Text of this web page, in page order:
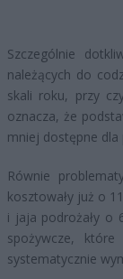
Szczególnie
należących do
skali roku, przy
oznacza, że
mniej dostępne
Równie
kosztowały już o
i jaja podrożały o
spożywcze,
systematycznie